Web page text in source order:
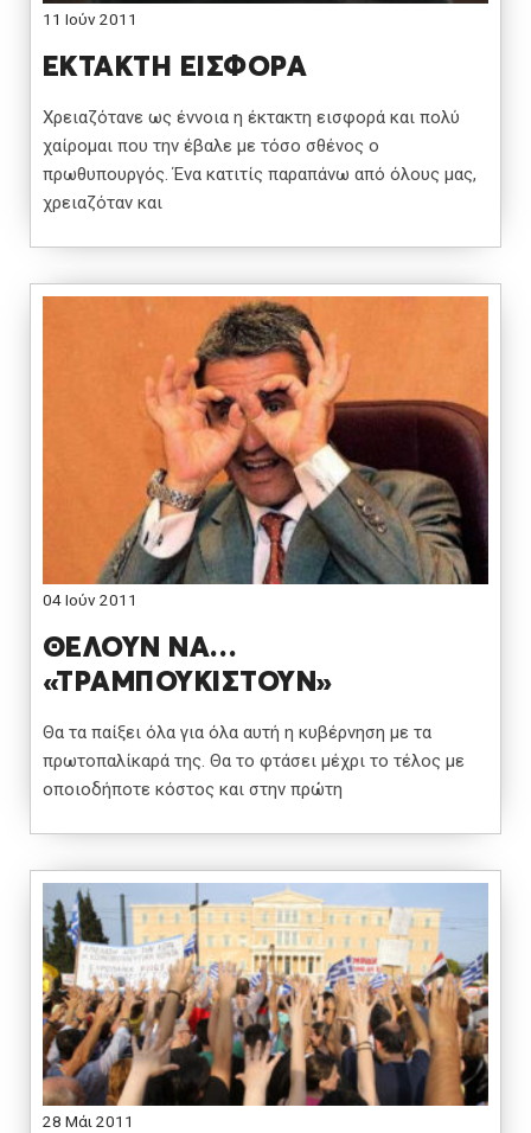
11 Ιούν 2011
ΕΚΤΑΚΤΗ ΕΙΣΦΟΡΑ
Χρειαζότανε ως έννοια η έκτακτη εισφορά και πολύ
χαίρομαι που την έβαλε με τόσο σθένος ο
πρωθυπουργός. Ένα κατιτίς παραπάνω από όλους μας,
χρειαζόταν και
04 Ιούν 2011
ΘΕΛΟΥΝ ΝΑ…
«ΤΡΑΜΠΟΥΚΙΣΤΟΥΝ»
Θα τα παίξει όλα για όλα αυτή η κυβέρνηση με τα
πρωτοπαλίκαρά της. Θα το φτάσει μέχρι το τέλος με
οποιοδήποτε κόστος και στην πρώτη
28 Μάι 2011